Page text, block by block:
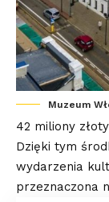
Muzeum
42 miliony
Dzięki tym
wydarzenia
przeznaczona